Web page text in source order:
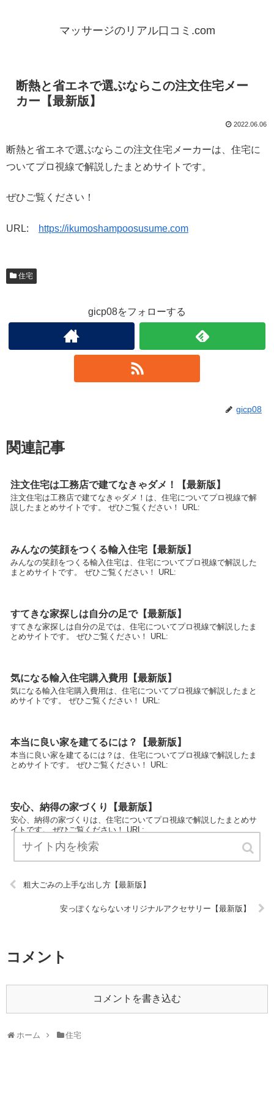
マッサージのリアル口コミ.com
断熱と省エネで選ぶならこの注文住宅メー
カー【最新版】
2022.06.06
断熱と省エネで選ぶならこの注文住宅メーカーは、住宅に
ついてプロ視線で解説したまとめサイトです。
ぜひご覧ください！
URL: https://ikumoshampoosusume.com
住宅
gicp08をフォローする
gicp08
関連記事
注文住宅は工務店で建てなきゃダメ！【最新版】
注文住宅は工務店で建てなきゃダメ！は、住宅についてプロ視線で解
説したまとめサイトです。 ぜひご覧ください！ URL:
みんなの笑顔をつくる輸入住宅【最新版】
みんなの笑顔をつくる輸入住宅は、住宅についてプロ視線で解説した
まとめサイトです。 ぜひご覧ください！ URL:
すてきな家探しは自分の足で【最新版】
すてきな家探しは自分の足では、住宅についてプロ視線で解説したま
とめサイトです。 ぜひご覧ください！ URL:
気になる輸入住宅購入費用【最新版】
気になる輸入住宅購入費用は、住宅についてプロ視線で解説したまと
めサイトです。 ぜひご覧ください！ URL:
本当に良い家を建てるには？【最新版】
本当に良い家を建てるには？は、住宅についてプロ視線で解説したま
とめサイトです。 ぜひご覧ください！ URL:
安心、納得の家づくり【最新版】
安心、納得の家づくりは、住宅についてプロ視線で解説したまとめサ
イトです。 ぜひご覧ください！ URL:
粗大ごみの上手な出し方【最新版】
安っぽくならないオリジナルアクセサリー【最新版】
コメント
コメントを書き込む
ホーム 住宅